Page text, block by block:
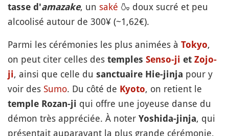
tasse d'amazake, un saké 🍶 doux sucré et peu
alcoolisé autour de 300¥ (~1,62€).
Parmi les cérémonies les plus animées à Tokyo,
on peut citer celles des temples Senso-ji et Zojo-
ji, ainsi que celle du sanctuaire Hie-jinja pour y
voir des Sumo. Du côté de Kyoto, on retient le
temple Rozan-ji qui offre une joyeuse danse du
démon très appréciée. À noter Yoshida-jinja, qui
présentait auparavant la plus grande cérémonie,